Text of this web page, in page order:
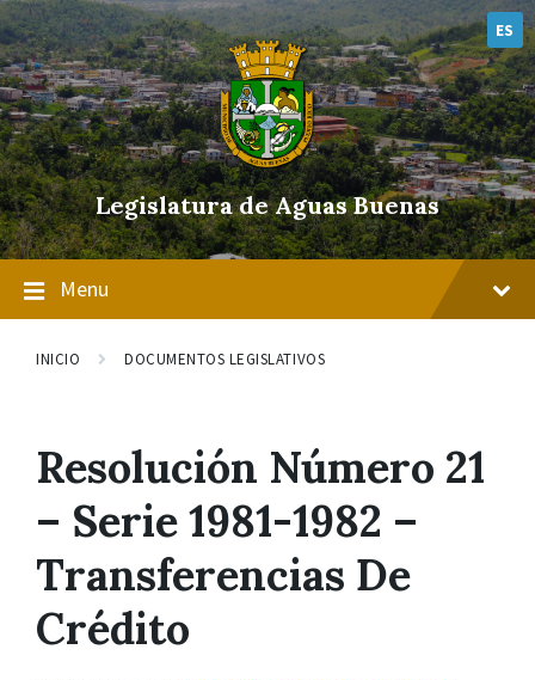
Skip
to
content
Skip
to
main
navigation
Skip
to
footer
ES
Legislatura de Aguas Buenas
Menu
INICIO DOCUMENTOS LEGISLATIVOS
Resolución Número 21
– Serie 1981-1982 –
Transferencias De
Crédito